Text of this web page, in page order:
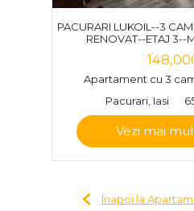
PACURARI LUKOIL--3
RENOVAT--ETAJ 3--
Apartament cu 3
Pacurari, Iasi
Vezi mai
Înapoi la